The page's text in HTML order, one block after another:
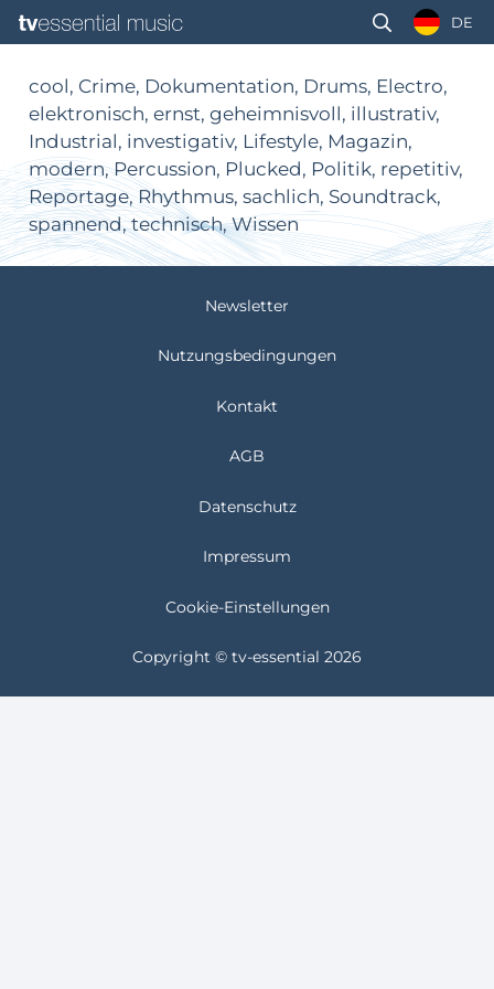
DE
cool, Crime, Dokumentation, Drums, Electro,
elektronisch, ernst, geheimnisvoll, illustrativ,
Industrial, investigativ, Lifestyle, Magazin,
modern, Percussion, Plucked, Politik, repetitiv,
Reportage, Rhythmus, sachlich, Soundtrack,
spannend, technisch, Wissen
Newsletter
Nutzungsbedingungen
Kontakt
AGB
Datenschutz
Impressum
Cookie-Einstellungen
Copyright © tv-essential 2026